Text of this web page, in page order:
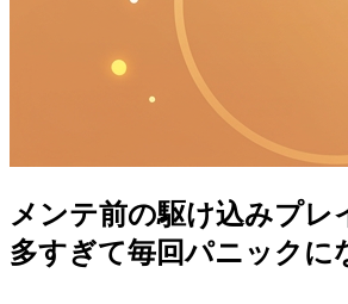
メンテ前の駆け込みプレ
多すぎて毎回パニックに